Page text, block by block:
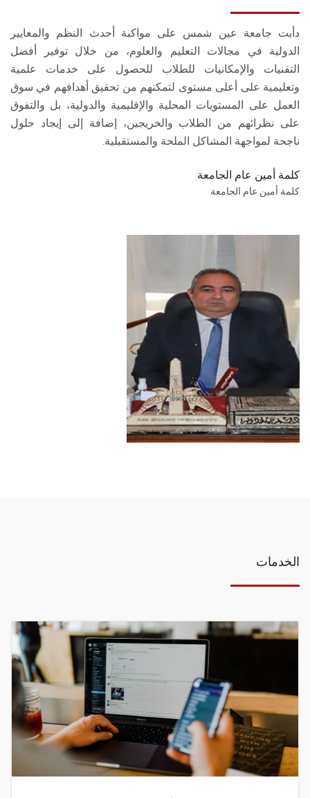
دأبت جامعة عين شمس على مواكبة أحدث النظم والمعايير
الدولية في مجالات التعليم والعلوم، من خلال توفير أفضل
التقنيات والإمكانيات للطلاب للحصول على خدمات علمية
وتعليمية على أعلى مستوى لتمكنهم من تحقيق أهدافهم في سوق
العمل على المستويات المحلية والإقليمية والدولية، بل والتفوق
على نظرائهم من الطلاب والخريجين، إضافة إلى إيجاد حلول
ناجحة لمواجهة المشاكل الملحة والمستقبلية.
كلمة أمين عام الجامعة
كلمة أمين عام الجامعة
الخدمات